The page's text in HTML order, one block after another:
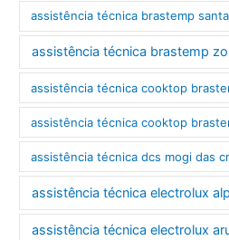
assistência técnica brastemp
assistência técnica brastemp
assistência técnica cooktop
assistência técnica cooktop
assistência técnica dcs mogi das
assistência técnica electrolux
assistência técnica electrolux